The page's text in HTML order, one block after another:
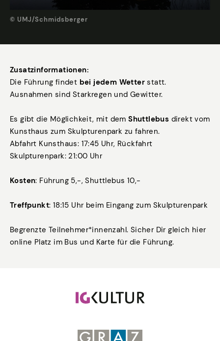
© UMJ/Schmidsberger
Zusatzinformationen:
Die Führung findet bei jedem Wetter statt.
Ausnahmen sind Starkregen und Gewitter.
Es gibt die Möglichkeit, mit demShuttlebus direkt vom
Kunsthaus zum Skulpturenpark zu fahren.
Abfahrt Kunsthaus: 17:45 Uhr, Rückfahrt
Skulpturenpark: 21:00 Uhr
Kosten: Führung 5,-, Shuttlebus 10,-
Treffpunkt: 18:15 Uhr beim Eingang zum Skulpturenpark
Begrenzte Teilnehmer*innenzahl. Sicher Dir gleich hier
online Platz im Bus und Karte für die Führung.